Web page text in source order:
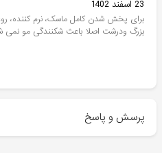
23 اسفند 1402
برای پخش شدن کامل ماسک، نرم کننده،
بزرگ ودرشت اصلا باعث شکنندگی مو نمی
پرسش و پاسخ